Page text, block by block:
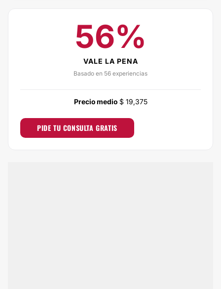
56%
VALE LA PENA
Basado en 56 experiencias
Precio medio$ 19,375
PIDE TU CONSULTA GRATIS